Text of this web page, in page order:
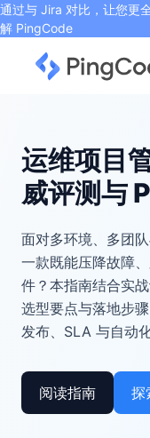
通过与 Jira 对比，让您更
解 PingCode
运维项目
威评测与
面对多环境、多团
一款既能压降故障
件？本指南结合实
选型要点与落地步
发布、SLA 与自动
阅读指南 探